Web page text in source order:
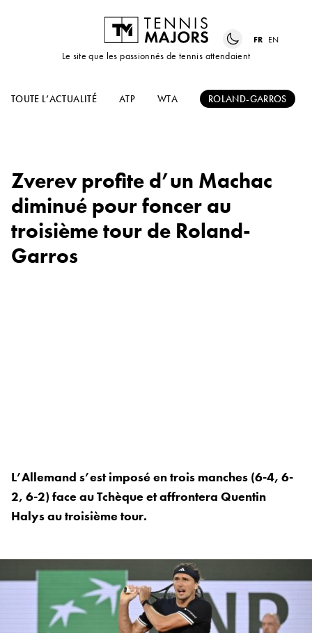
Le site que les passionnés de tennis attendaient
FR EN
TOUTE L’ACTUALITÉ ATP WTA ROLAND-GARROS
Zverev profite d’un Machac
diminué pour foncer au
troisième tour de Roland-
Garros
L’Allemand s’est imposé en trois manches (6-4, 6-
2, 6-2) face au Tchèque et affrontera Quentin
Halys au troisième tour.